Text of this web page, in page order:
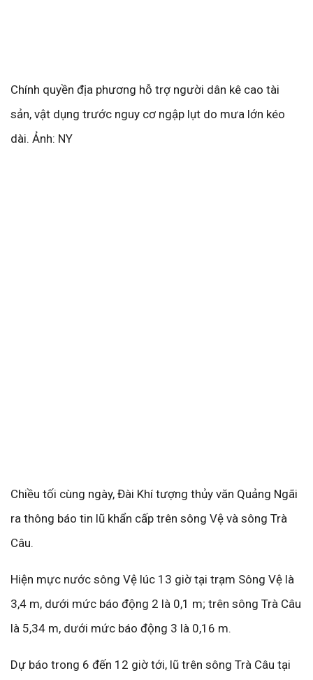
Chính quyền địa phương hỗ trợ người dân kê cao tài
sản, vật dụng trước nguy cơ ngập lụt do mưa lớn kéo
dài. Ảnh: NY
Chiều tối cùng ngày, Đài Khí tượng thủy văn Quảng Ngãi
ra thông báo tin lũ khẩn cấp trên sông Vệ và sông Trà
Câu.
Hiện mực nước sông Vệ lúc 13 giờ tại trạm Sông Vệ là
3,4 m, dưới mức báo động 2 là 0,1 m; trên sông Trà Câu
là 5,34 m, dưới mức báo động 3 là 0,16 m.
Dự báo trong 6 đến 12 giờ tới, lũ trên sông Trà Câu tại